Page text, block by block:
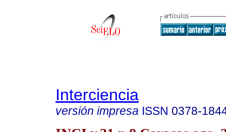
Interciencia
versión impresa ISSN 0378-